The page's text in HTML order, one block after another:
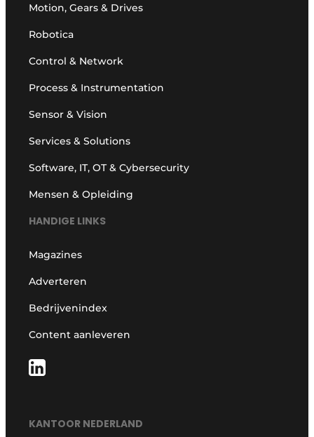
Motion, Gears & Drives
Robotica
Control & Network
Process & Instrumentation
Sensor & Vision
Services & Solutions
Software, IT, OT & Cybersecurity
Mensen & Opleiding
HANDIGE LINKS
Magazines
Adverteren
Bedrijvenindex
Content aanleveren
KANTOOR NEDERLAND